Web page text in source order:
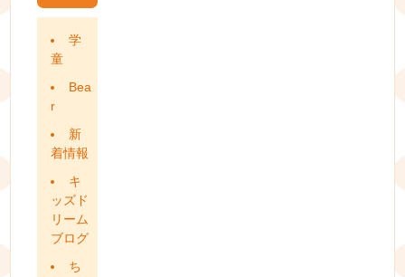
学
童
Bea
r
新
着情報
キ
ッズド
リーム
ブログ
ち